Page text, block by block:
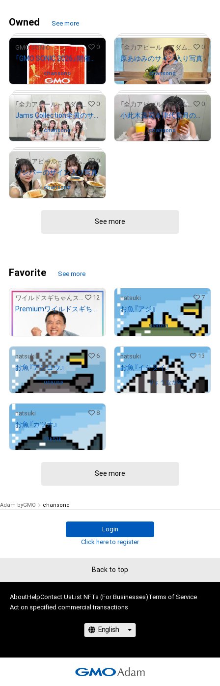
Owned See more
# 396/675
GMO SONIC 0
Owned bychansono
0
原あゆみのサイン入り写真
Owned bychansono
# 247/2000
「全力アピール～アダムシアター～」NFTストア 0
Jams Collection全員のサイン入り写真
Owned bychansono
「全力アピール～アダムシアター～」NFTストア 0
Owned bychansono
「全力アピール～アダムシアター～」NFTストア 0
メンバーのサイン入り写真
Owned bychansono
See more
Favorite See more
12
500,000 ($3,168.45
natsuki 7
お魚『アジ』
Owned by usausa
natsuki 6
お魚『アンコウ』
Owned byusausa
natsuki 13
お魚『イシダイ』
Owned byりょう ながの
natsuki 8
お魚『カツオ』
Owned by 51k51k
See more
Adam byGMO chansono
Login
Click here to register
Back to top
AboutHelpContact UsList NFTs (For Businesses)Terms of Service
Act on specified commercial transactions